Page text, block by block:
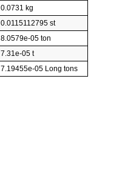
0.0731 kg
0.0115112795 st
8.0579e-05 ton
7.31e-05 t
7.19455e-05 Long tons